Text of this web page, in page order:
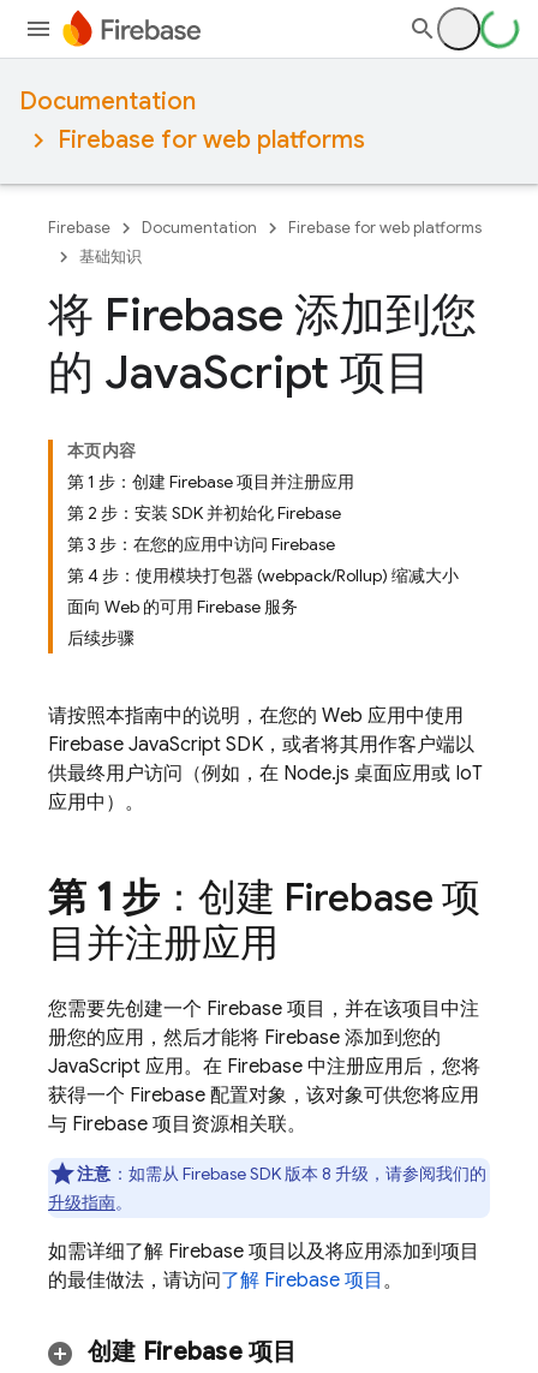
Documentation
Firebase for web platforms
Firebase Documentation
Firebase for web platforms
基础知识
将 Firebase 添加到您
的 JavaScript 项目
本页内容
第 1 步：创建 Firebase 项目并注册应用
第 2 步：安装 SDK 并初始化 Firebase
第 3 步：在您的应用中访问 Firebase
第 4 步：使用模块打包器 (webpack/Rollup) 缩减大小
面向 Web 的可用 Firebase 服务
后续步骤
请按照本指南中的说明，在您的 Web 应用中使用
Firebase JavaScript SDK，或者将其用作客户端以
供最终用户访问（例如，在 Node.js 桌面应用或 IoT
应用中）。
第 1 步 ：创建 Firebase 项
目并注册应用
您需要先创建一个 Firebase 项目，并在该项目中注
册您的应用，然后才能将 Firebase 添加到您的
JavaScript 应用。在 Firebase 中注册应用后，您将
获得一个 Firebase 配置对象，该对象可供您将应用
与 Firebase 项目资源相关联。
注意 ：如需从 Firebase SDK 版本 8 升级，请参阅我们的
升级指南。
如需详细了解 Firebase 项目以及将应用添加到项目
的最佳做法，请访问了解 Firebase 项目 。
创建 Firebase 项目